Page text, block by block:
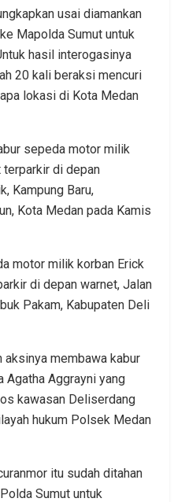
usai diamankan
Mapolda Sumut untuk
hasil interogasinya
20 kali beraksi mencuri
lokasi di Kota Medan
sepeda motor milik
terparkir di depan
Kampung Baru,
Kota Medan pada Kamis
motor milik korban Erick
di depan warnet, Jalan
Pakam, Kabupaten Deli
aksinya membawa kabur
Aggrayni yang
kawasan Deliserdang
hukum Polsek Medan
itu sudah ditahan
Sumut untuk